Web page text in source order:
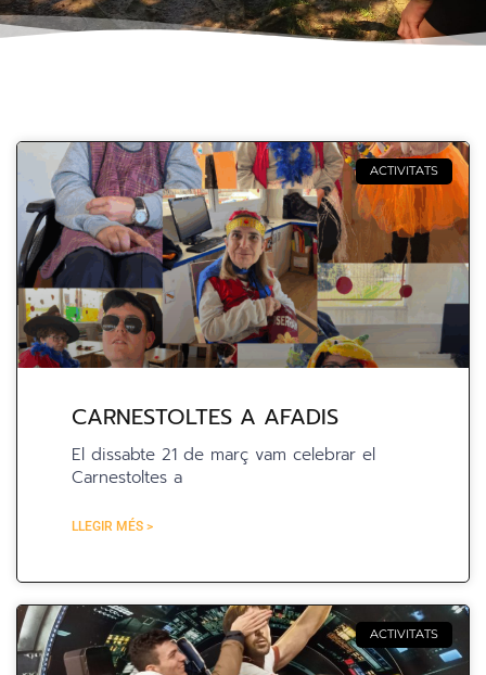
ACTIVITATS
CARNESTOLTES A AFADIS
El dissabte 21 de març vam celebrar el
Carnestoltes a
LLEGIR MÉS >
ACTIVITATS